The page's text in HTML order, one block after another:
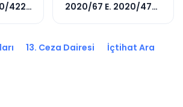
4223
2020/67 E. 2020/4726
13. Ceza Dairesi İçtihat Ara